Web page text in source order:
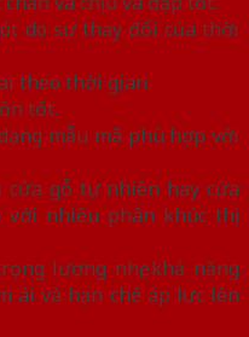
do sự thay đổi của thời
theo thời gian.
tốt.
mẫu mã phù hợp với
cửa gỗ tự nhiên hay cửa
với nhiều phân khúc thị
lượng nhẹ, khả năng
ái và hạn chế áp lực lên